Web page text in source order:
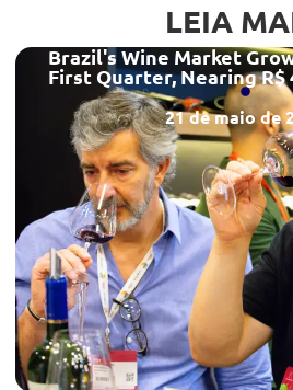
LEIA
Brazil's Wine Market
First Quarter, Nearing R$
21 de maio de